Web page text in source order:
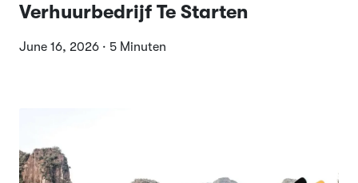
Verhuurbedrijf Te Starten
June 16, 2026 · 5 Minuten